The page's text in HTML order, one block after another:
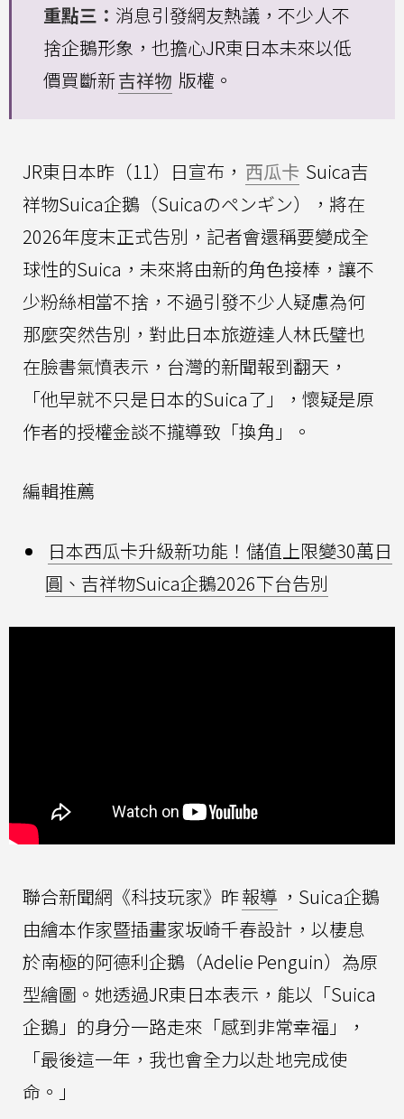
重點三： 消息引發網友熱議，不少人不
捨企鵝形象，也擔心JR東日本未來以低
價買斷新吉祥物 版權。
JR東日本昨（11）日宣布， 西瓜卡 Suica吉
祥物Suica企鵝（Suicaのペンギン），將在
2026年度末正式告別，記者會還稱要變成全
球性的Suica，未來將由新的角色接棒，讓不
少粉絲相當不捨，不過引發不少人疑慮為何
那麼突然告別，對此日本旅遊達人林氏璧也
在臉書氣憤表示，台灣的新聞報到翻天，
「他早就不只是日本的Suica了」，懷疑是原
作者的授權金談不攏導致「換角」。
編輯推薦
日本西瓜卡升級新功能！儲值上限變30萬日
圓、吉祥物Suica企鵝2026下台告別
聯合新聞網《科技玩家》昨報導 ，Suica企鵝
由繪本作家暨插畫家坂崎千春設計，以棲息
於南極的阿德利企鵝（Adelie Penguin）為原
型繪圖。她透過JR東日本表示，能以「Suica
企鵝」的身分一路走來「感到非常幸福」，
「最後這一年，我也會全力以赴地完成使
命。」